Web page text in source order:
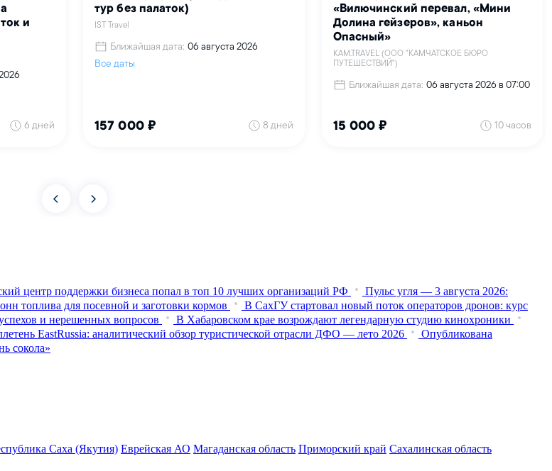
центр поддержки бизнеса попал в топ 10 лучших организаций РФ
Пульс угля — 3 августа 2026:
топлива для посевной и заготовки кормов
В СахГУ стартовал новый поток операторов дронов: курс
и нерешенных вопросов
В Хабаровском крае возрождают легендарную студию кинохроники
EastRussia: аналитический обзор туристической отрасли ДФО — лето 2026
Опубликована
сокола»
Саха (Якутия) Еврейская АО Магаданская область Приморский край Сахалинская область